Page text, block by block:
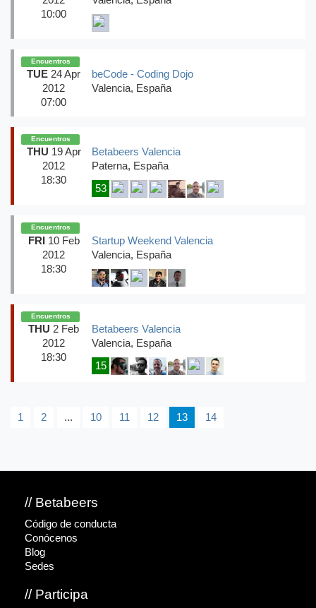
10:00
Encuentros
TUE 24 Apr
2012
07:00
beCode - Coding Dojo
Valencia, España
Encuentros
THU 19 Apr
2012
18:30
Betabeers Valencia
Paterna, España
53
Encuentros
FRI10 Feb
2012
18:30
Startup Weekend Valencia
Valencia, España
Encuentros
THU 2 Feb
2012
18:30
Betabeers Valencia
Valencia, España
15
1 2 ... 10 11 12 13 14
// Betabeers
Código de conducta
Conócenos
Blog
Sedes
// Participa